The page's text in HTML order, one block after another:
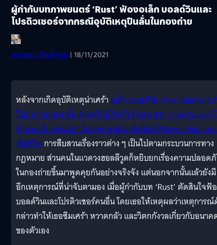
ผู้กำกับบทภาพยนตร์ ‘Rust’ ฟ้องอเล็ก บอลด์วินและ
โปรดิวเซอร์จากกรณีอุบัติเหตุปืนลั่นในกองถ่าย
ภควรรณ สัตยกิจกุล | 18/11/2021
หลังจากเกิดอุบัติเหตุน่าเศร้าอเล็ก บอลด์วิน (Alec Baldwin)
ปืนประกอบฉากลั่น ส่งผลให้ผู้กำกับ โจเอล ซูซา (Joel Souza)
รับบาดเจ็บ ส่วนผู้กำกับภาพ ฮาลีนา ฮัตชินส์ (Halyna
เสียชีวิตการสืบสวนเรื่องราวต่าง ๆ เป็นไปตามกระบวนการทาง
กฎหมาย ส่วนคนในแวดวงฮอลลีวูดก็หยิบยกเรื่องความปลอด
ในกองถ่ายขึ้นมาพูดคุยกันอย่างจริงจัง แต่นอกจากนั้นแล้วยังมี
อีกเหตุการณ์ที่น่าจับตามอง เมื่อผู้กำกับบท ‘Rust’ ตัดสินใจฟ้
บอลด์วินและโปรดิวเซอร์คนอื่น โดยเธอให้เหตุผลว่าเหตุการณ์
กล่าวทำให้เธอซึมเศร้า หวาดกลัว และวิตกกังวลเกี่ยวกับอนาค
ของตัวเอง